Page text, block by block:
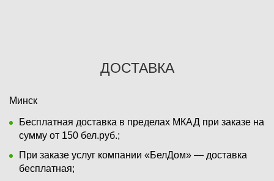
ДОСТАВКА
Минск
Бесплатная доставка в пределах МКАД при заказе на
сумму от 150 бел.руб.;
При заказе услуг компании «БелДом» — доставка
бесплатная;